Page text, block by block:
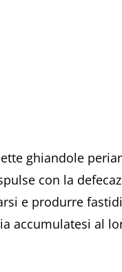
ghiandole
con la
e produrre
accumulatesi al